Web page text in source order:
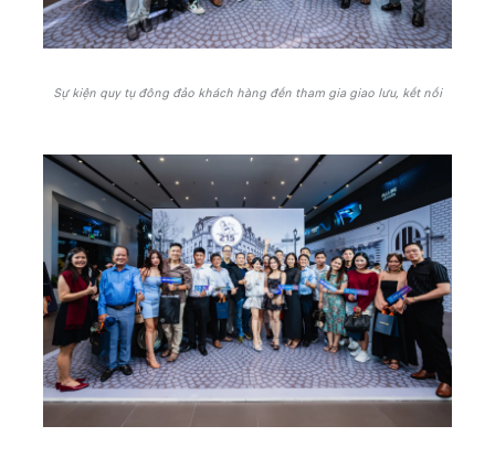
Sự kiện quy tụ đông đảo khách hàng đến tham gia giao lưu, kết nối